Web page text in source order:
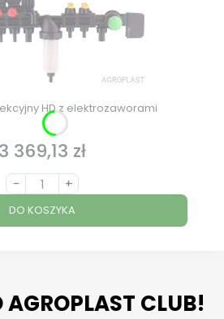
HD z elektrozaworami
Cena
3 369,13 zł
- +
DO KOSZYKA
AGROPLAST CLUB!